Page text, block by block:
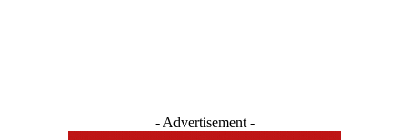
- Advertisement -